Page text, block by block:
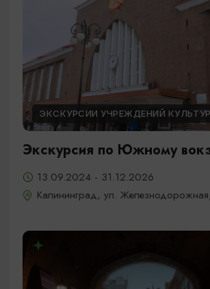
ЭКСКУРСИИ УЧРЕЖДЕНИЙ
Экскурсия по Южному
13.09.2024 - 31.12.2026
Калининград, ул.